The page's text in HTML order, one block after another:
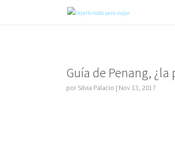
Guía de Penang,
porSilvia Palacio | Nov 13, 2017